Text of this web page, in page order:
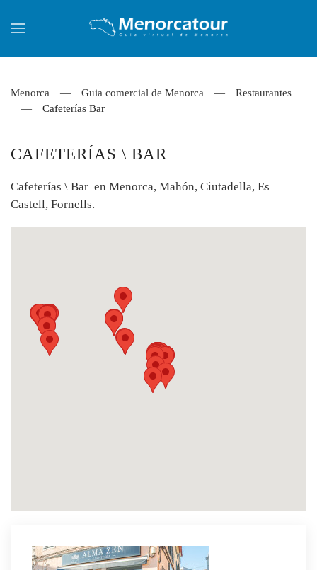
Skip to main content
Menorca Guia comercial de Menorca
Restaurantes
Cafeterías Bar
CAFETERÍAS \ BAR
Cafeterías \ Bar en Menorca, Mahón, Ciutadella, Es
Castell, Fornells.